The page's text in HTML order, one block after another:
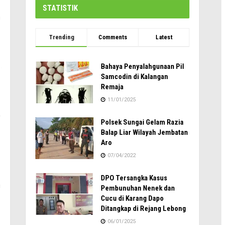
STATISTIK
Trending Comments Latest
Bahaya Penyalahgunaan Pil
Samcodin di Kalangan
Remaja
11/01/2025
Polsek Sungai Gelam Razia
Balap Liar Wilayah Jembatan
Aro
07/04/2022
DPO Tersangka Kasus
Pembunuhan Nenek dan
Cucu di Karang Dapo
Ditangkap di Rejang Lebong
06/01/2025